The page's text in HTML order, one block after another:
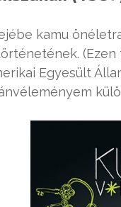
kamu
Egyesült